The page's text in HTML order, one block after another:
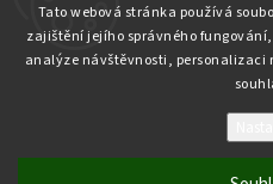
Tato webová stránka používá
zajištění jejího správného
analýze návštěvnosti, personalizaci
Copyright 2026Pabex.cz.
Upravit